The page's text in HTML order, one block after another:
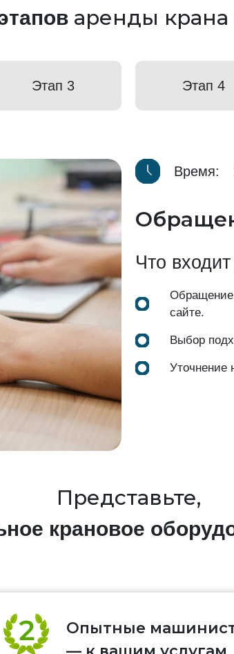
аренды
Этап 3 Этап 4
Время:
Что
Обращение
сайте.
Выбор
Уточнение
Представьте,
крановое
Опытные